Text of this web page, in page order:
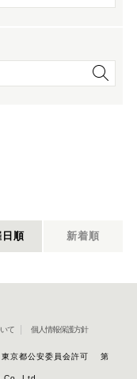
日順 新着順
て 個人情報保護方針
東京都公安委員会許可 第